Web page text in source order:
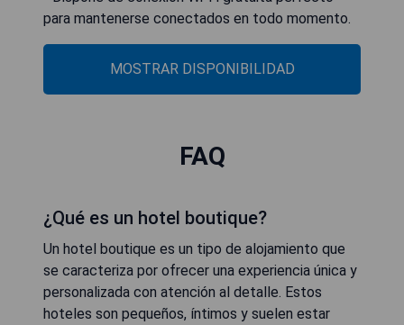
para mantenerse conectados en todo momento.
MOSTRAR DISPONIBILIDAD
FAQ
¿Qué es un hotel boutique?
Un hotel boutique es un tipo de alojamiento que
se caracteriza por ofrecer una experiencia única y
personalizada con atención al detalle. Estos
hoteles son pequeños, íntimos y suelen estar